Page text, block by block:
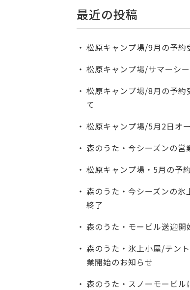
最近の投稿
松原キャンプ場/9月の予約
松原キャンプ場/サマーシ
松原キャンプ場/8月の予約
て
松原キャンプ場/5月2日オ
森のうた・今シーズンの営
松原キャンプ場・5月の予
森のうた・今シーズンの氷
終了
森のうた・モービル送迎開
森のうた・氷上小屋/テン
業開始のお知らせ
森のうた・スノーモービル